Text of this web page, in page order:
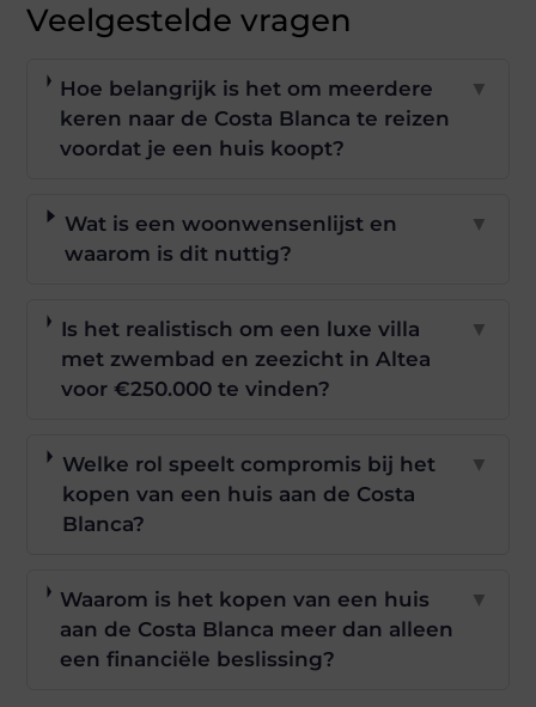
Veelgestelde vragen
Hoe belangrijk is het om meerdere
keren naar de Costa Blanca te reizen
voordat je een huis koopt?
▼
Wat is een woonwensenlijst en
waarom is dit nuttig?
▼
Is het realistisch om een luxe villa
met zwembad en zeezicht in Altea
voor €250.000 te vinden?
▼
Welke rol speelt compromis bij het
kopen van een huis aan de Costa
Blanca?
▼
Waarom is het kopen van een huis
aan de Costa Blanca meer dan alleen
een financiële beslissing?
▼